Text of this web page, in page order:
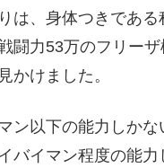
は、身体つきであ
闘力53万のフリー
かけました。
ン以下の能力しかな
バイマン程度の能